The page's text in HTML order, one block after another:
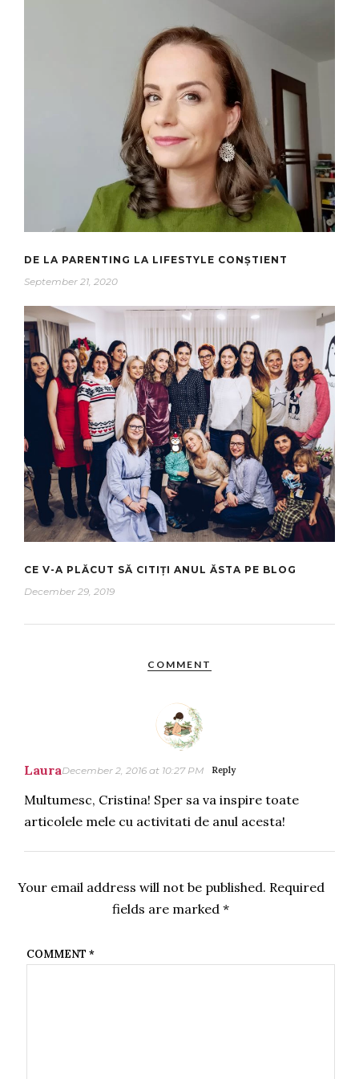
DE LA PARENTING LA LIFESTYLE CONȘTIENT
September 21, 2020
CE V-A PLĂCUT SĂ CITIȚI ANUL ĂSTA PE BLOG
December 29, 2019
COMMENT
LauraDecember 2, 2016 at 10:27 PM Reply
Multumesc, Cristina! Sper sa va inspire toate
articolele mele cu activitati de anul acesta!
Your email address will not be published. Required
fields are marked*
COMMENT *